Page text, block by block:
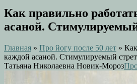
Как правильно
асаной.
Главная » Про йогу после 50 лет »
каждой асаной. Стимулируемый
Татьяна Николаевна Новик-Мороз